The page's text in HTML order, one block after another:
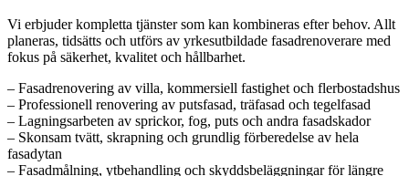
Vi erbjuder kompletta tjänster som kan kombineras efter behov. Allt
planeras, tidsätts och utförs av yrkesutbildade fasadrenoverare med
fokus på säkerhet, kvalitet och hållbarhet.
– Fasadrenovering av villa, kommersiell fastighet och flerbostadshus
– Professionell renovering av putsfasad, träfasad och tegelfasad
– Lagningsarbeten av sprickor, fog, puts och andra fasadskador
– Skonsam tvätt, skrapning och grundlig förberedelse av hela
fasadytan
– Fasadmålning, ytbehandling och skyddsbeläggningar för längre